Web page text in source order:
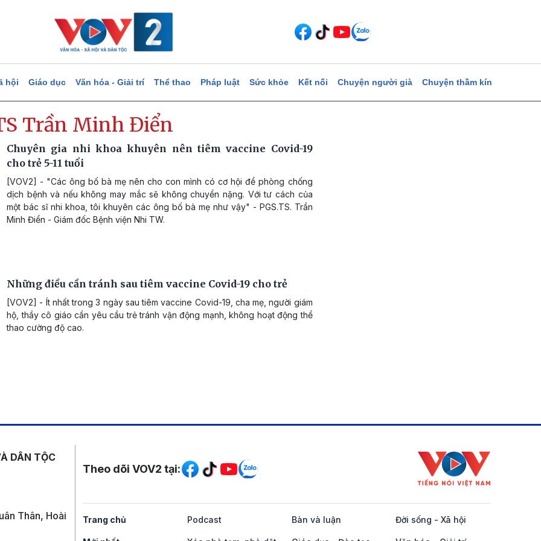
hội Giáo dục Văn hóa - Giải trí Thể thao Pháp luật Sức khỏe Kết nối Chuyện người già Chuyện thầm kín
Trần Minh Điển
Chuyên gia nhi khoa khuyên nên tiêm vaccine Covid-19
cho trẻ 5-11 tuổi
[VOV2] - "Các ông bố bà mẹ nên cho con mình có cơ hội để phòng chống
dịch bệnh và nếu không may mắc sẽ không chuyển nặng. Với tư cách của
một bác sĩ nhi khoa, tôi khuyên các ông bố bà mẹ như vậy" - PGS.TS. Trần
Minh Điển - Giám đốc Bệnh viện Nhi TW.
Những điều cần tránh sau tiêm vaccine Covid-19 cho trẻ
[VOV2] - Ít nhất trong 3 ngày sau tiêm vaccine Covid-19, cha mẹ, người giám
hộ, thầy cô giáo cần yêu cầu trẻ tránh vận động mạnh, không hoạt động thể
thao cường độ cao.
DÂN TỘC
Thân, Hoài
Mạng xã hội
Theo dõi VOV2 tại:
Trang chủ Podcast Bàn và luận Đời sống - Xã hội